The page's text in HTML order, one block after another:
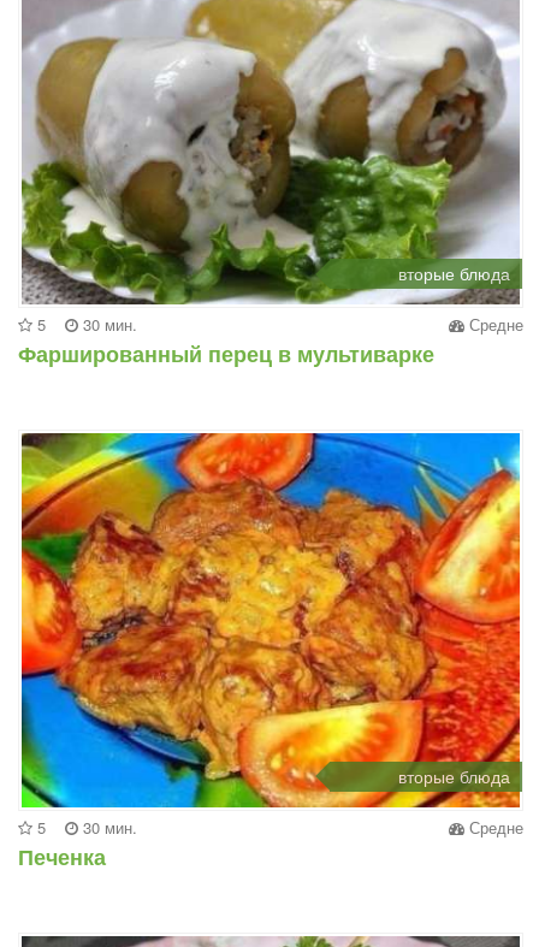
вторые блюда
5 30 мин. Средне
Фаршированный перец в мультиварке
вторые блюда
5 30 мин. Средне
Печенка